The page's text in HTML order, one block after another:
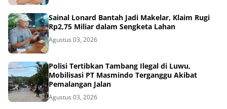
Sainal Lonard Bantah Jadi Makelar, Klaim Rugi
Rp2,75 Miliar dalam Sengketa Lahan
Agustus 03, 2026
Polisi Tertibkan Tambang Ilegal di Luwu,
Mobilisasi PT Masmindo Terganggu Akibat
Pemalangan Jalan
Agustus 03, 2026